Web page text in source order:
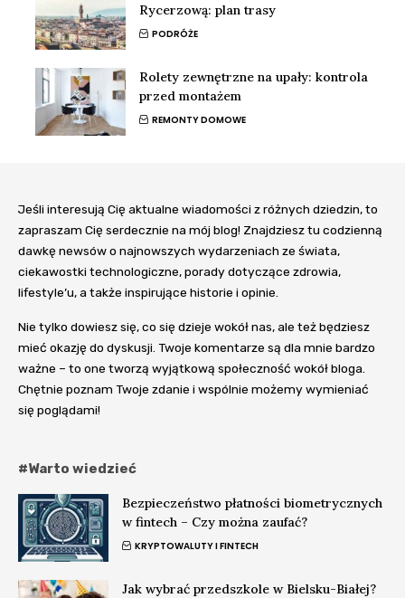
Rycerzową: plan trasy
PODRÓŻE
Rolety zewnętrzne na upały: kontrola
przed montażem
REMONTY DOMOWE
Jeśli interesują Cię aktualne wiadomości z różnych dziedzin, to
zapraszam Cię serdecznie na mój blog! Znajdziesz tu codzienną
dawkę newsów o najnowszych wydarzeniach ze świata,
ciekawostki technologiczne, porady dotyczące zdrowia,
lifestyle’u, a także inspirujące historie i opinie.
Nie tylko dowiesz się, co się dzieje wokół nas, ale też będziesz
mieć okazję do dyskusji. Twoje komentarze są dla mnie bardzo
ważne – to one tworzą wyjątkową społeczność wokół bloga.
Chętnie poznam Twoje zdanie i wspólnie możemy wymieniać
się poglądami!
#Warto wiedzieć
Bezpieczeństwo płatności biometrycznych
w fintech – Czy można zaufać?
KRYPTOWALUTY I FINTECH
Jak wybrać przedszkole w Bielsku-Białej?